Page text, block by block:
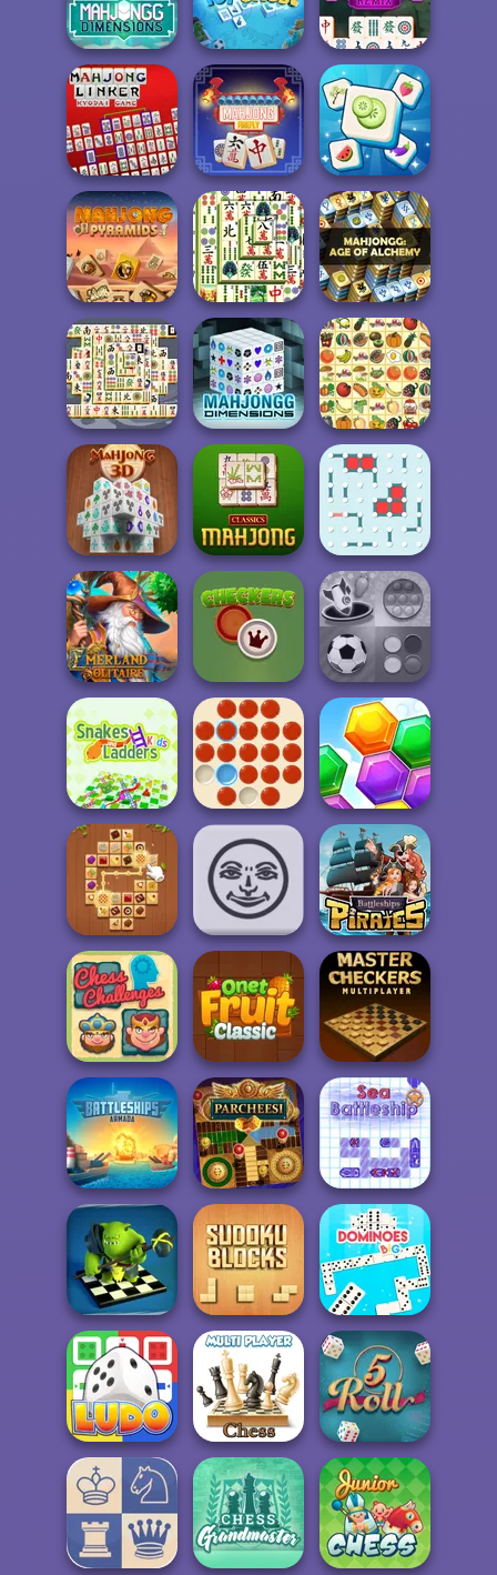
Mahjong
Halloween
s...
Mahjong
Dimensions:
350 second...
Mahjongg Toy
Chest
Mahjong Remix
Mahjong Linker
Kyodai Game
Mahjong Firefly Tile Mahjong
Mahjong
Pyramids
Mahjong
Shanghai
Dynasty
MahJongg
Alchemy
Mahjong Titans
Mahjong
Dimensions
Kris Mahjong
Mahjong 3D Classic Mahjong Dots and Boxes
Emerland
Solitaire
Checkers
Mind Games for
2-3-4 Player
Snakes and
Ladders
Peg Solitaire Hexa
Tile Connect: Pair
Matching
Rummikub
Battleships
Pirates
Chess
Challenges
Onet Fruit Classic Master Checkers
Battleships
Armada
Parcheesi Online Sea Battleship
Checkers RPG:
Online PvP
Battl...
Sudoku Blocks Dominoes BIG
Ludo Fever
Chess Multi
Player
5 Roll